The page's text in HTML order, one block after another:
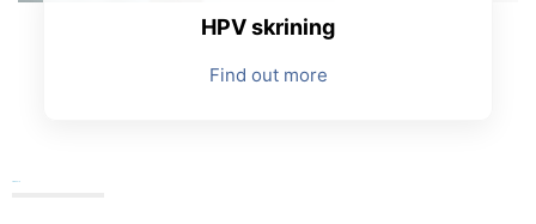
HPV skrining
Find out more